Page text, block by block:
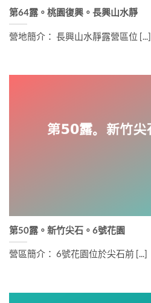
第64露。桃園復興。長興山水靜
營地簡介： 長興山水靜露營區位 [...]
第50露。新竹尖石。6號花園
營區簡介： 6號花園位於尖石前 [...]